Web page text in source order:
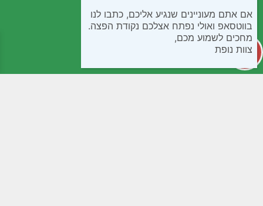
אם אתם מעוניינים שנגיע אליכם, כתבו לנו
בווטסאפ ואולי נפתח אצלכם נקודת הפצה.
מחכים לשמוע מכם,
צוות נופת